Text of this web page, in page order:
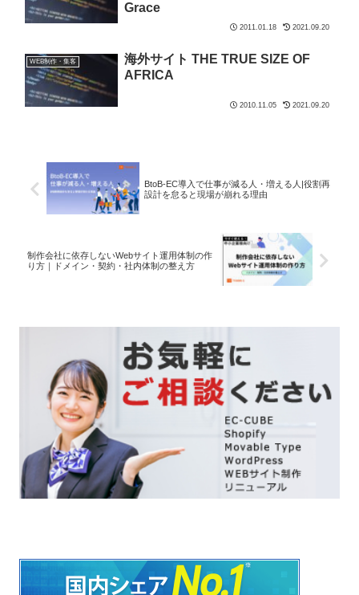
Grace
2011.01.18 2021.09.20
WEB制作・集客
海外サイト THE TRUE SIZE OF
AFRICA
2010.11.05 2021.09.20
BtoB-EC導入で仕事が減る人・増える人|役割再
設計を怠ると現場が崩れる理由
制作会社に依存しないWebサイト運用体制の作
り方｜ドメイン・契約・社内体制の整え方